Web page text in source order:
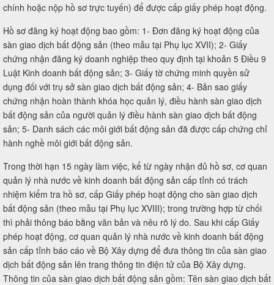
chính hoặc nộp hồ sơ trực tuyến) để được cấp giấy phép hoạt động.
Hồ sơ đăng ký hoạt động bao gồm: 1- Đơn đăng ký hoạt động của
sàn giao dịch bất động sản (theo mẫu tại Phụ lục XVII); 2- Giấy
chứng nhận đăng ký doanh nghiệp theo quy định tại khoản 5 Điều 9
Luật Kinh doanh bất động sản; 3- Giấy tờ chứng minh quyền sử
dụng đối với trụ sở sàn giao dịch bất động sản; 4- Bản sao giấy
chứng nhận hoàn thành khóa học quản lý, điều hành sàn giao dịch
bất động sản của người quản lý điều hành sàn giao dịch bất động
sản; 5- Danh sách các môi giới bất động sản đã được cấp chứng chỉ
hành nghề môi giới bất động sản.
Trong thời hạn 15 ngày làm việc, kể từ ngày nhận đủ hồ sơ, cơ quan
quản lý nhà nước về kinh doanh bất động sản cấp tỉnh có trách
nhiệm kiểm tra hồ sơ, cấp Giấy phép hoạt động cho sàn giao dịch
bất động sản (theo mẫu tại Phụ lục XVIII); trong trường hợp từ chối
thì phải thông báo bằng văn bản và nêu rõ lý do. Sau khi cấp Giấy
phép hoạt động, cơ quan quản lý nhà nước về kinh doanh bất động
sản cấp tỉnh báo cáo về Bộ Xây dựng để đưa thông tin của sàn giao
dịch bất động sản lên trang thông tin điện tử của Bộ Xây dựng.
Thông tin của sàn giao dịch bất động sản gồm: Tên sàn giao dịch bất